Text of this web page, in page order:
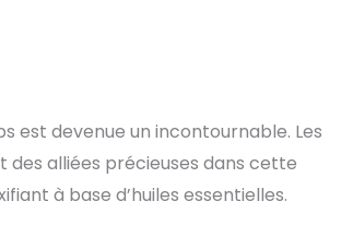
est devenue un incontournable. Les
des alliées précieuses dans cette
à base d’huiles essentielles.